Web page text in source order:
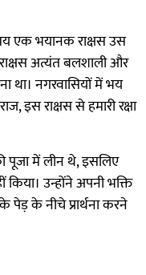
एक भयानक राक्षस उस
अत्यंत बलशाली और
था। नगरवासियों में भय
इस राक्षस से हमारी रक्षा
पूजा में लीन थे, इसलिए
उन्होंने अपनी भक्ति
के नीचे प्रार्थना करने